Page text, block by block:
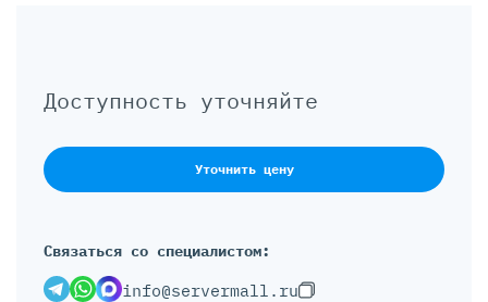
Доступность уточняйте
Уточнить цену
Связаться со специалистом:
info@servermall.ru